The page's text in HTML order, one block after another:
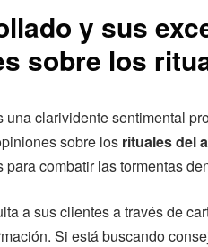
y sus
sobre los
clarividente sentimental
sobre los rituales del
para combatir las tormentas
a sus clientes a través de
Si está buscando